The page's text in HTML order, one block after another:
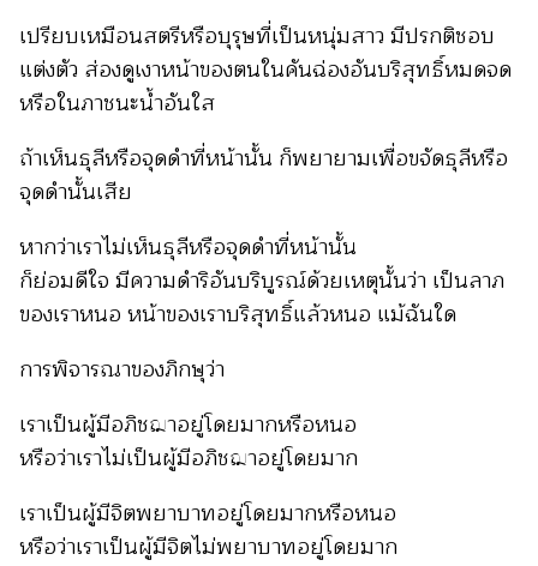
เปรียบเหมือนสตรีหรือบุรุษที่เป็นหนุ่มสาว มีปรกติชอบ
แต่งตัว ส่องดูเงาหน้าของตนในคันฉ่องอันบริสุทธิ์หมดจด
หรือในภาชนะน้ำอันใส
ถ้าเห็นธุลีหรือจุดดำที่หน้านั้น ก็พยายามเพื่อขจัดธุลีหรือ
จุดดำนั้นเสีย
หากว่าเราไม่เห็นธุลีหรือจุดดำที่หน้านั้น
ก็ย่อมดีใจ มีความดำริอันบริบูรณ์ด้วยเหตุนั้นว่า เป็นลาภ
ของเราหนอ หน้าของเราบริสุทธิ์แล้วหนอ แม้ฉันใด
การพิจารณาของภิกษุว่า
เราเป็นผู้มีอภิชฌาอยู่โดยมากหรือหนอ
หรือว่าเราไม่เป็นผู้มีอภิชฌาอยู่โดยมาก
เราเป็นผู้มีจิตพยาบาทอยู่โดยมากหรือหนอ
หรือว่าเราเป็นผู้มีจิตไม่พยาบาทอยู่โดยมาก